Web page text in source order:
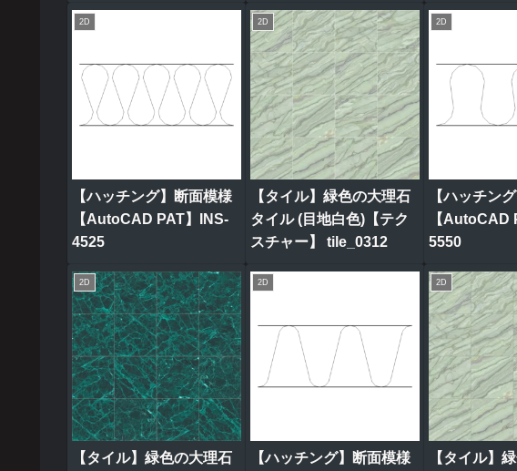
2D
【ハッチング】断面模様
【AutoCAD PAT】INS-
4525
2D
【タイル】緑色の大理石
タイル (目地白色)【テク
スチャー】 tile_0312
2D
【ハッチン
【AutoCAD
5550
2D
【タイル】緑色の大理石
2D
【ハッチング】断面模様
2D
【タイル】